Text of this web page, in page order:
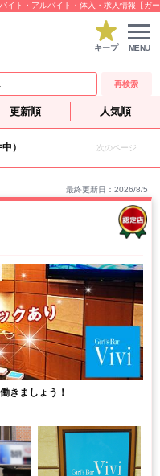
イト・アルバイト・体入・求人情報【ガ
キープ MENU
再検索
更新順 人気順
） 次のページ
最終更新日：2026/8/5
きましょう！